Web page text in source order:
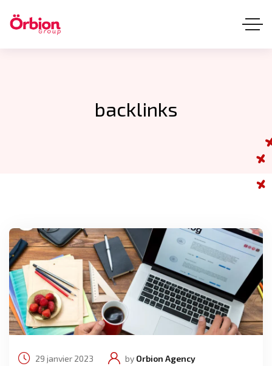
backlinks
29 janvier 2023 by Orbion Agency